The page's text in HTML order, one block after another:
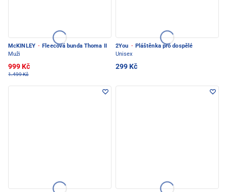
McKINLEY · Fleecová bunda Thoma II
Muži
999 Kč
1.499 Kč
2You · Pláštěnka pro dospělé
Unisex
299 Kč